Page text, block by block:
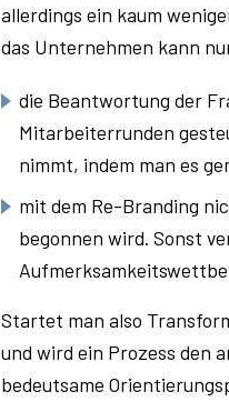
allerdings ein kaum
das Unternehmen kann
die Beantwortung der
Mitarbeiterrunden
nimmt, indem man es
mit dem Re-Branding
begonnen wird. Sonst
Startet man also
und wird ein Prozess den
bedeutsame